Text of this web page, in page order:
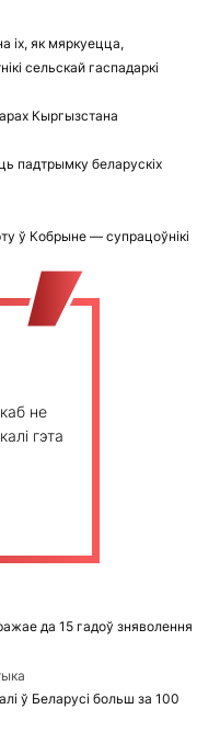
іх, як мяркуецца,
сельскай гаспадаркі
Кыргызстана
падтрымку беларускіх
ў Кобрыне — супрацоўнікі
не
гэта
да 15 гадоў зняволення
ў Беларусі больш за 100